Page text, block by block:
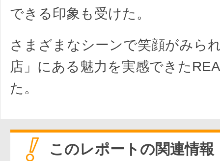
できる印象も受けた。
さまざまなシーンで笑顔がみら
店」にある魅力を実感できた
た。
このレポートの関連情報